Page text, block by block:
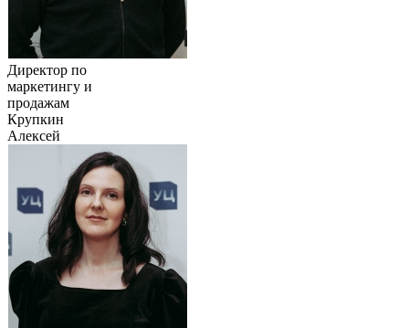
Директор по
маркетингу и
продажам
Крупкин
Алексей